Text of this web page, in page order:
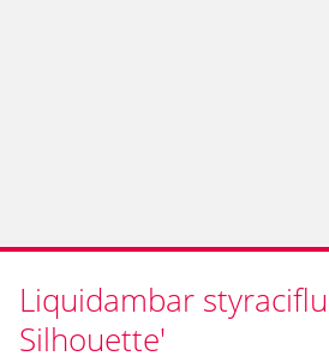
Liquidambar
Silhouette'